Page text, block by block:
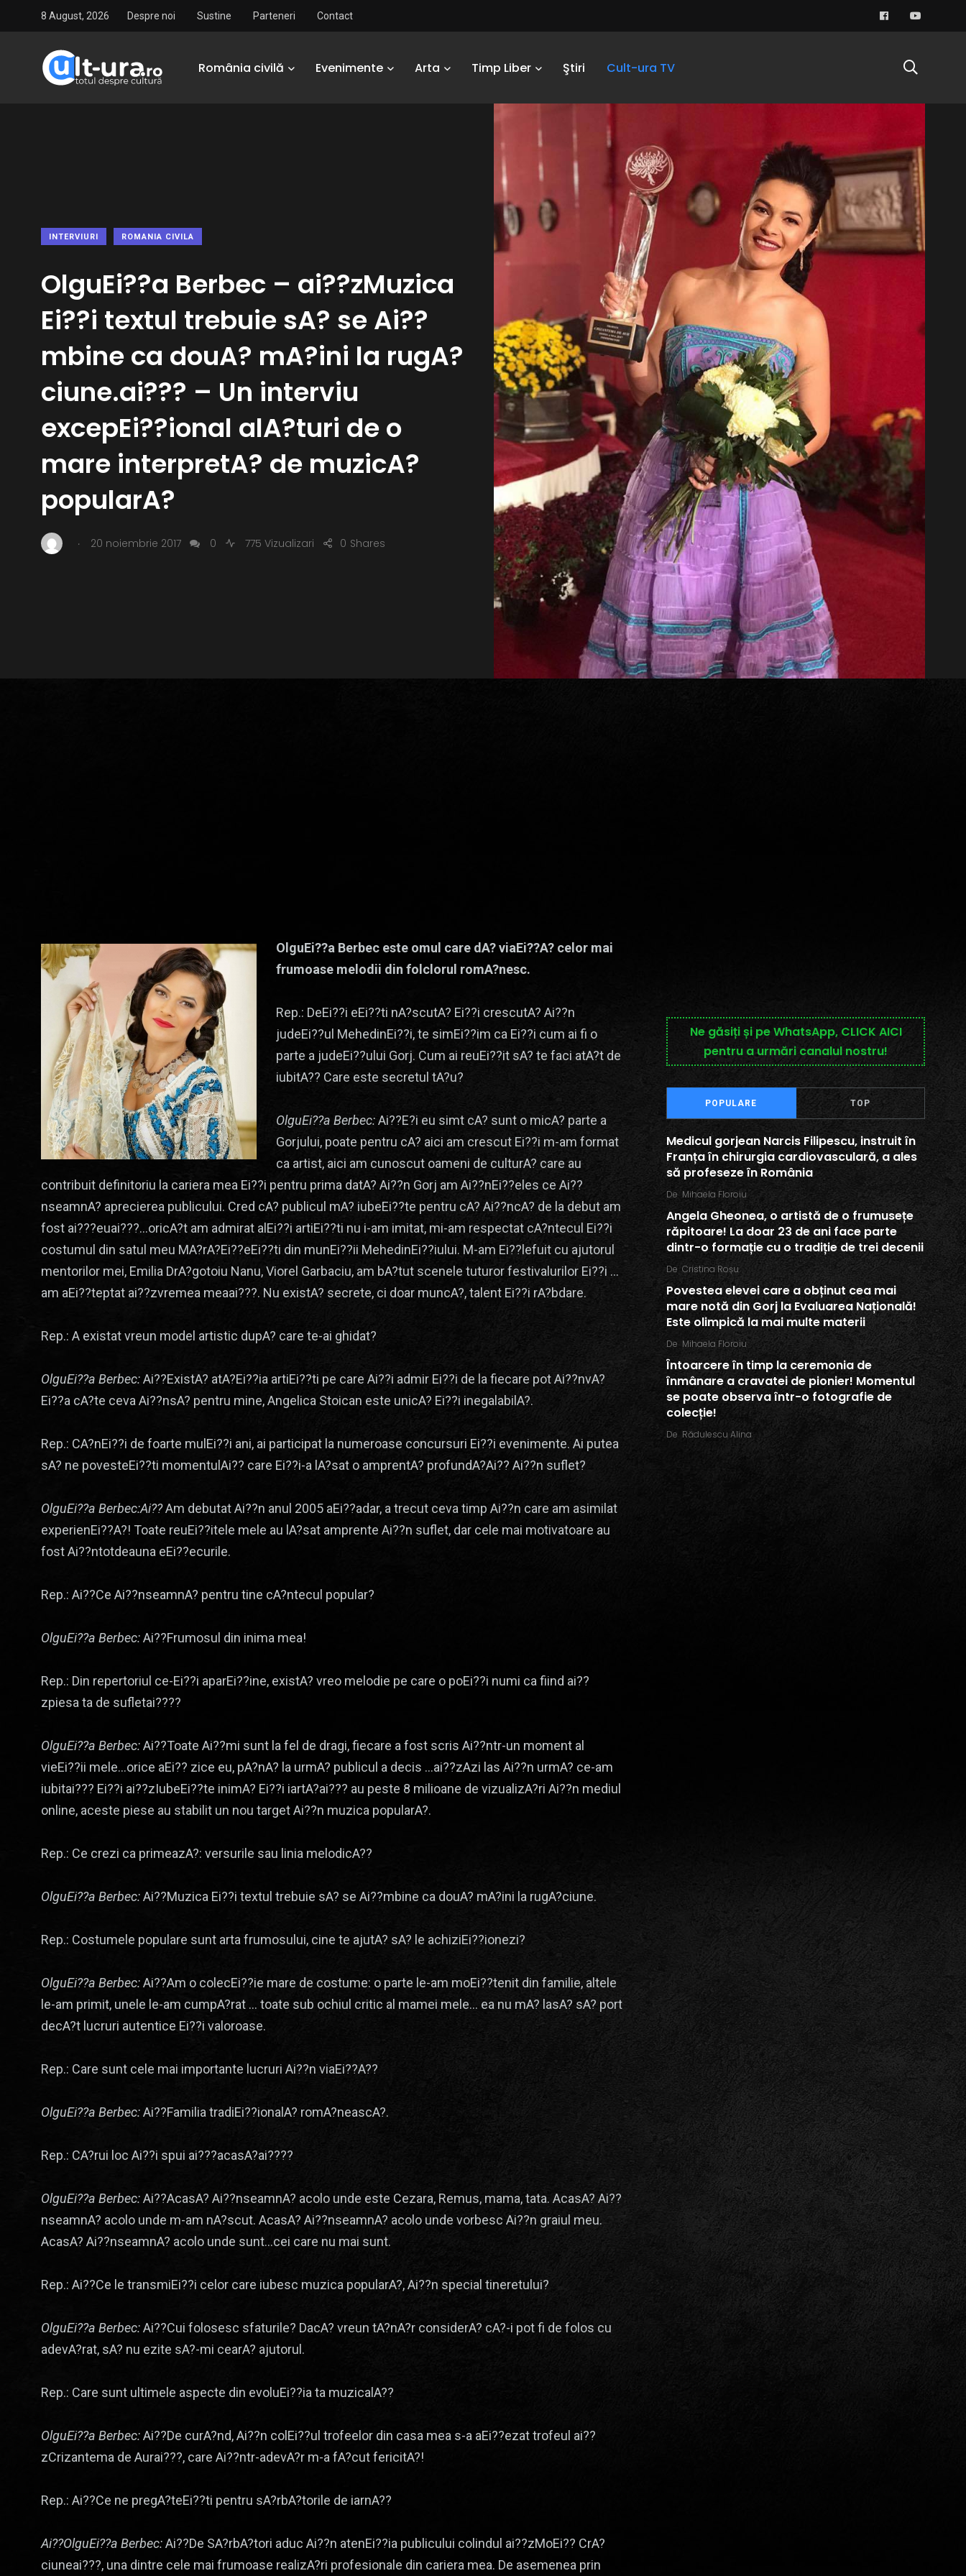
8 August, 2026 Despre noi Sustine Parteneri Contact
România civilă Evenimente Arta Timp Liber Ştiri Cult-ura TV
INTERVIURI ROMANIA CIVILA
OlguEi??a Berbec – ai??zMuzica
Ei??i textul trebuie sA? se Ai??
mbine ca douA? mA?ini la rugA?
ciune.ai??? – Un interviu
excepEi??ional alA?turi de o
mare interpretA? de muzicA?
popularA?
. 20 noiembrie 2017 0 775 Vizualizari Shares
0
OlguEi??a Berbec este omul care dA? viaEi??A? celor mai
frumoase melodii din folclorul romA?nesc.
Rep.: DeEi??i eEi??ti nA?scutA? Ei??i crescutA? Ai??n
judeEi??ul MehedinEi??i, te simEi??im ca Ei??i cum ai fi o
parte a judeEi??ului Gorj. Cum ai reuEi??it sA? te faci atA?t de
iubitA?? Care este secretul tA?u?
OlguEi??a Berbec:Ai??E?i eu simt cA? sunt o micA? parte a
Gorjului, poate pentru cA? aici am crescut Ei??i m-am format
ca artist, aici am cunoscut oameni de culturA? care au
contribuit definitoriu la cariera mea Ei??i pentru prima datA? Ai??n Gorj am Ai??nEi??eles ce Ai??
nseamnA? aprecierea publicului. Cred cA? publicul mA? iubeEi??te pentru cA? Ai??ncA? de la debut am
fost ai???euai???…oricA?t am admirat alEi??i artiEi??ti nu i-am imitat, mi-am respectat cA?ntecul Ei??i
costumul din satul meu MA?rA?Ei??eEi??ti din munEi??ii MehedinEi??iului. M-am Ei??lefuit cu ajutorul
mentorilor mei, Emilia DrA?gotoiu Nanu, Viorel Garbaciu, am bA?tut scenele tuturor festivalurilor Ei??i …
am aEi??teptat ai??zvremea meaai???. Nu existA? secrete, ci doar muncA?, talent Ei??i rA?bdare.
Rep.: A existat vreun model artistic dupA? care te-ai ghidat?
OlguEi??a Berbec:Ai??ExistA? atA?Ei??ia artiEi??ti pe care Ai??i admir Ei??i de la fiecare pot Ai??nvA?
Ei??a cA?te ceva Ai??nsA? pentru mine, Angelica Stoican este unicA? Ei??i inegalabilA?.
Rep.: CA?nEi??i de foarte mulEi??i ani, ai participat la numeroase concursuri Ei??i evenimente. Ai putea
sA? ne povesteEi??ti momentulAi?? care Ei??i-a lA?sat o amprentA? profundA?Ai?? Ai??n suflet?
OlguEi??a Berbec:Ai??Am debutat Ai??n anul 2005 aEi??adar, a trecut ceva timp Ai??n care am asimilat
experienEi??A?! Toate reuEi??itele mele au lA?sat amprente Ai??n suflet, dar cele mai motivatoare au
fost Ai??ntotdeauna eEi??ecurile.
Rep.: Ai??Ce Ai??nseamnA? pentru tine cA?ntecul popular?
OlguEi??a Berbec:Ai??Frumosul din inima mea!
Rep.: Din repertoriul ce-Ei??i aparEi??ine, existA? vreo melodie pe care o poEi??i numi ca fiind ai??
zpiesa ta de sufletai????
OlguEi??a Berbec:Ai??Toate Ai??mi sunt la fel de dragi, fiecare a fost scris Ai??ntr-un moment al
vieEi??ii mele…orice aEi?? zice eu, pA?nA? la urmA? publicul a decis …ai??zAzi las Ai??n urmA? ce-am
iubitai??? Ei??i ai??zIubeEi??te inimA? Ei??i iartA?ai??? au peste 8 milioane de vizualizA?ri Ai??n mediul
online, aceste piese au stabilit un nou target Ai??n muzica popularA?.
Rep.: Ce crezi ca primeazA?: versurile sau linia melodicA??
OlguEi??a Berbec:Ai??Muzica Ei??i textul trebuie sA? se Ai??mbine ca douA? mA?ini la rugA?ciune.
Rep.: Costumele populare sunt arta frumosului, cine te ajutA? sA? le achiziEi??ionezi?
OlguEi??a Berbec:Ai??Am o colecEi??ie mare de costume: o parte le-am moEi??tenit din familie, altele
le-am primit, unele le-am cumpA?rat … toate sub ochiul critic al mamei mele… ea nu mA? lasA? sA? port
decA?t lucruri autentice Ei??i valoroase.
Rep.: Care sunt cele mai importante lucruri Ai??n viaEi??A??
OlguEi??a Berbec:Ai??Familia tradiEi??ionalA? romA?neascA?.
Rep.: CA?rui loc Ai??i spui ai???acasA?ai????
OlguEi??a Berbec:Ai??AcasA? Ai??nseamnA? acolo unde este Cezara, Remus, mama, tata. AcasA? Ai??
nseamnA? acolo unde m-am nA?scut. AcasA? Ai??nseamnA? acolo unde vorbesc Ai??n graiul meu.
AcasA? Ai??nseamnA? acolo unde sunt…cei care nu mai sunt.
Rep.: Ai??Ce le transmiEi??i celor care iubesc muzica popularA?, Ai??n special tineretului?
OlguEi??a Berbec:Ai??Cui folosesc sfaturile? DacA? vreun tA?nA?r considerA? cA?-i pot fi de folos cu
adevA?rat, sA? nu ezite sA?-mi cearA? ajutorul.
Rep.: Care sunt ultimele aspecte din evoluEi??ia ta muzicalA??
OlguEi??a Berbec:Ai??De curA?nd, Ai??n colEi??ul trofeelor din casa mea s-a aEi??ezat trofeul ai??
zCrizantema de Aurai???, care Ai??ntr-adevA?r m-a fA?cut fericitA?!
Rep.: Ai??Ce ne pregA?teEi??ti pentru sA?rbA?torile de iarnA??
Ai??OlguEi??a Berbec:Ai??De SA?rbA?tori aduc Ai??n atenEi??ia publicului colindul ai??zMoEi?? CrA?
ciuneai???, una dintre cele mai frumoase realizA?ri profesionale din cariera mea. De asemenea prin
Ne găsiți și pe WhatsApp, CLICK AICI
pentru a urmări canalul nostru!
POPULARE TOP
Medicul gorjean Narcis Filipescu, instruit în
Franța în chirurgia cardiovasculară, a ales
să profeseze în România
De Mihaela Floroiu
Angela Gheonea, o artistă de o frumusețe
răpitoare! La doar 23 de ani face parte
dintr-o formație cu o tradiție de trei decenii
De Cristina Roșu
Povestea elevei care a obținut cea mai
mare notă din Gorj la Evaluarea Națională!
Este olimpică la mai multe materii
De Mihaela Floroiu
Întoarcere în timp la ceremonia de
înmânare a cravatei de pionier! Momentul
se poate observa într-o fotografie de
colecție!
De Rădulescu Alina